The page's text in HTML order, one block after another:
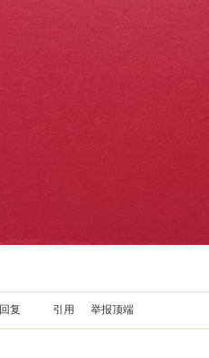
回复 引用 举报顶端